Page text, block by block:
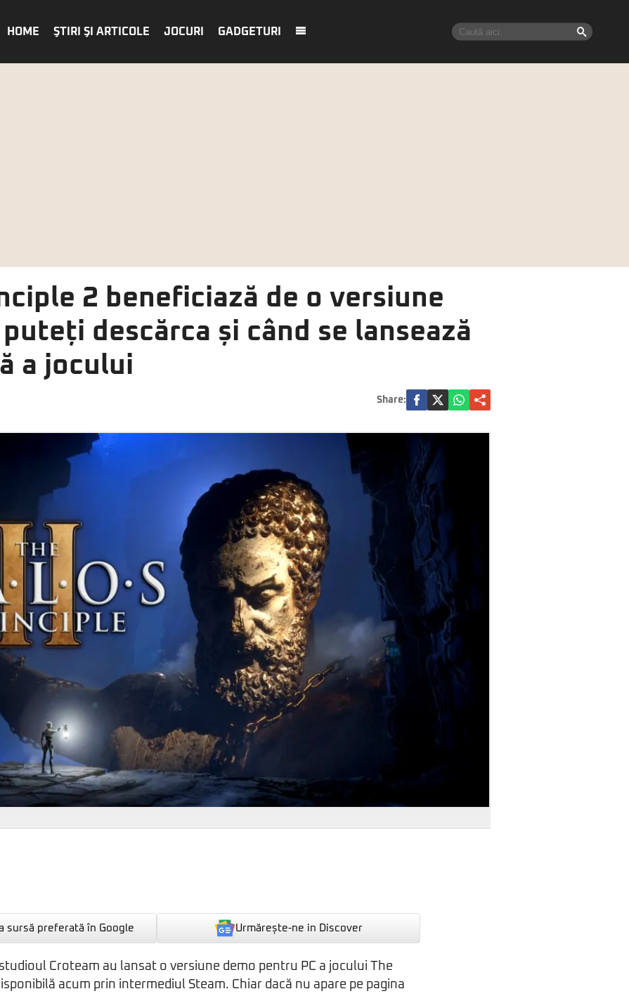
HOME ŞTIRI ŞI ARTICOLE JOCURI GADGETURI
2 beneficiază de o versiune
descărca și când se lansează
a jocului
Share:
sursă preferată în Google Urmărește-ne in Discover
Croteam au lansat o versiune demo pentru PC a jocului The
acum prin intermediul Steam. Chiar dacă nu apare pe pagina